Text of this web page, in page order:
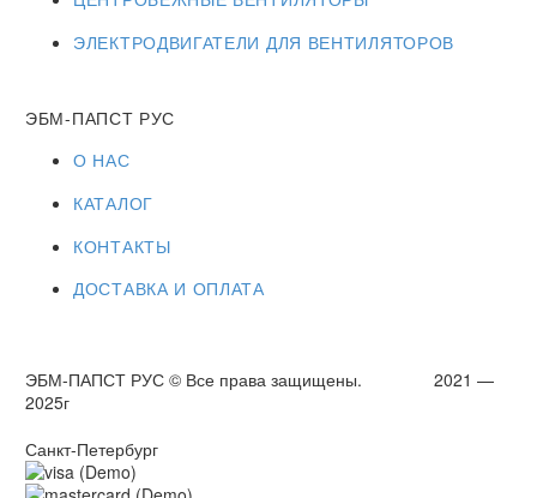
ЭЛЕКТРОДВИГАТЕЛИ ДЛЯ ВЕНТИЛЯТОРОВ
ЭБМ-ПАПСТ РУС
О НАС
КАТАЛОГ
КОНТАКТЫ
ДОСТАВКА И ОПЛАТА
ЭБМ-ПАПСТ РУС © Все права защищены. 2021 —
2025г
Санкт-Петербург